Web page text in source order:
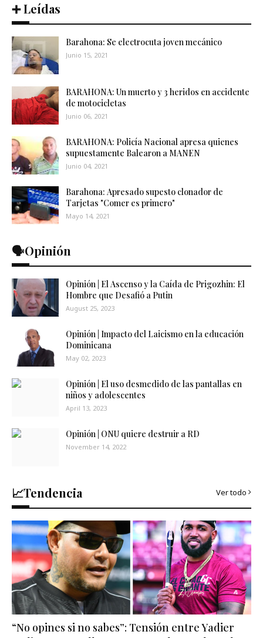
➕ Leídas
Barahona: Se electrocuta joven mecánico
Junio 15, 2021
BARAHONA: Un muerto y 3 heridos en accidente
de motocicletas
Junio 06, 2021
BARAHONA: Policía Nacional apresa quienes
supuestamente Balearon a MANEN
Junio 04, 2021
Barahona: Apresado supesto clonador de
Tarjetas "Comer es primero"
Mayo 14, 2021
🗣️Opinión
Opinión | El Ascenso y la Caída de Prigozhin: El
Hombre que Desafió a Putin
August 25, 2023
Opinión | Impacto del Laicismo en la educación
Dominicana
May 02, 2023
Opinión | El uso desmedido de las pantallas en
niños y adolescentes
April 13, 2023
Opinión | ONU quiere destruir a RD
November 14, 2022
📈Tendencia Ver todo
“No opines si no sabes”: Tensión entre Yadier